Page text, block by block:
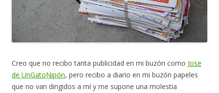
Creo que no recibo tanta publicidad en mi buzón como Jose
de UnGatoNipón, pero recibo a diario en mi buzón papeles
que no van dirigidos a mí y me supone una molestia